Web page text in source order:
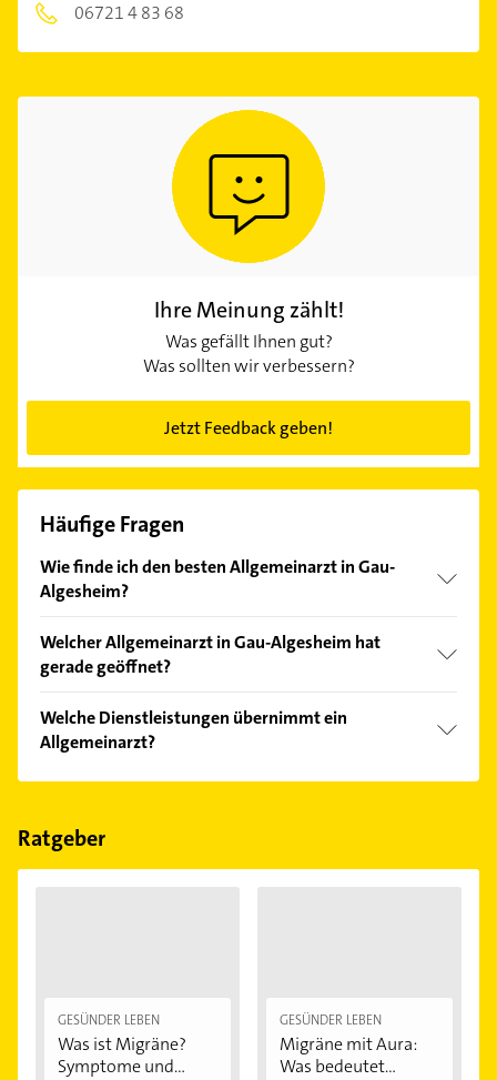
06721 4 83 68
Ihre Meinung zählt!
Was gefällt Ihnen gut?
Was sollten wir verbessern?
Jetzt Feedback geben!
Häufige Fragen
Wie finde ich den besten Allgemeinarzt in Gau-
Algesheim?
Kundenmeinungen und profitieren Sie von den
Empfehlungen. Die Suchergebnisse können Sie sich
Welcher Allgemeinarzt in Gau-Algesheim hat
gerade geöffnet?
Bitte beachten Sie, dass diese an Sonn- und
Feiertagen abweichen können.
Welche Dienstleistungen übernimmt ein
Allgemeinarzt?
Folgende Leistungen werden angeboten:
Ernährungsberatung.
Ratgeber
GESÜNDER LEBEN
Was ist Migräne?
Symptome und...
GESÜNDER LEBEN
Migräne mit Aura:
Was bedeutet...